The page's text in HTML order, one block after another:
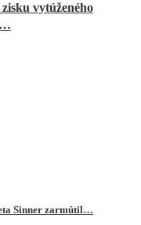
vytúženého
Sinner zarmútil…